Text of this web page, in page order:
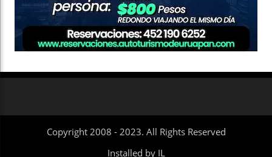
Copyright 2008 - 2023. All Rights Reserved
Installed by IL